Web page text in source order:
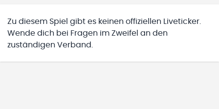
Zu diesem Spiel gibt es keinen offiziellen Liveticker.
Wende dich bei Fragen im Zweifel an den
zuständigen Verband.